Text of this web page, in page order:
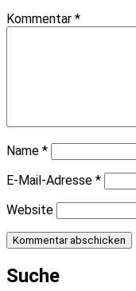
Kommentar *
Name *
E-Mail-Adresse *
Website
Suche